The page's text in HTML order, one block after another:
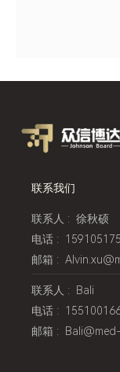
联系我们
联系人 : 徐秋硕
电话 :
邮箱 :
联系人 :
Bali
电话 :
邮箱 :